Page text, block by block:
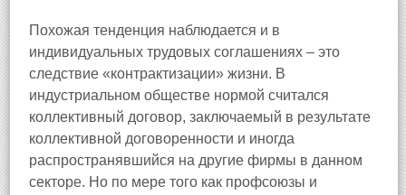
Похожая тенденция наблюдается и в
индивидуальных трудовых соглашениях – это
следствие «контрактизации» жизни. В
индустриальном обществе нормой считался
коллективный договор, заключаемый в результате
коллективной договоренности и иногда
распространявшийся на другие фирмы в данном
секторе. Но по мере того как профсоюзы и